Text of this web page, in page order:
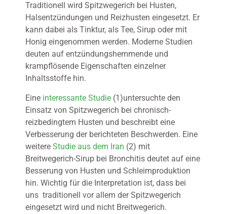
Traditionell wird Spitzwegerich bei Husten,
Halsentzündungen und Reizhusten eingesetzt. Er
kann dabei als Tinktur, als Tee, Sirup oder mit
Honig eingenommen werden. Moderne Studien
deuten auf entzündungshemmende und
krampflösende Eigenschaften einzelner
Inhaltsstoffe hin.
Eine interessante Studie (1)untersuchte den
Einsatz von Spitzwegerich bei chronisch-
reizbedingtem Husten und beschreibt eine
Verbesserung der berichteten Beschwerden. Eine
weitere Studie aus dem Iran (2) mit
Breitwegerich-Sirup bei Bronchitis deutet auf eine
Besserung von Husten und Schleimproduktion
hin. Wichtig für die Interpretation ist, dass bei
uns traditionell vor allem der Spitzwegerich
eingesetzt wird und nicht Breitwegerich.